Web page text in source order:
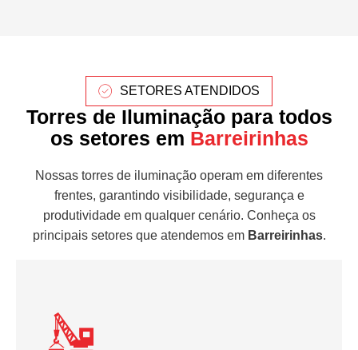
SETORES ATENDIDOS
Torres de Iluminação para todos
os setores em Barreirinhas
Nossas torres de iluminação operam em diferentes
frentes, garantindo visibilidade, segurança e
produtividade em qualquer cenário. Conheça os
principais setores que atendemos em Barreirinhas.